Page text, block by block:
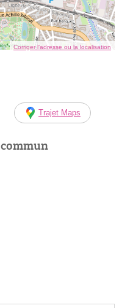
Corriger l’adresse ou la localisation
Trajet Maps